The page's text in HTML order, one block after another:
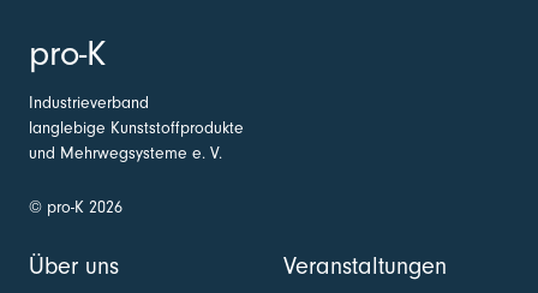
pro-K
Industrieverband
langlebige Kunststoffprodukte
und Mehrwegsysteme e. V.
© pro-K 2026
Über uns Veranstaltungen